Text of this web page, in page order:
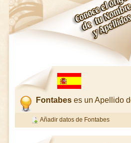
Fontabes es un Apellido
Añadir datos de Fontabes